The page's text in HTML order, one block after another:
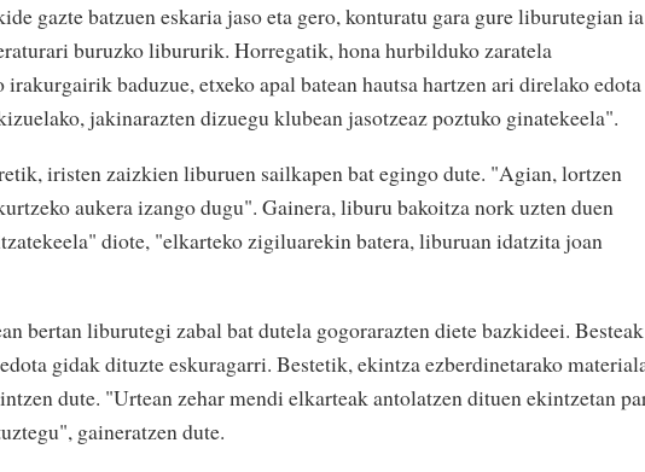
gazte batzuen eskaria jaso eta gero, konturatu gara gure liburutegian ia
buruzko libururik. Horregatik, hona hurbilduko zaratela
baduzue, etxeko apal batean hautsa hartzen ari direlako edota
jakinarazten dizuegu klubean jasotzeaz poztuko ginatekeela".
iristen zaizkien liburuen sailkapen bat egingo dute. "Agian, lortzen
aukera izango dugu". Gainera, liburu bakoitza nork uzten duen
diote, "elkarteko zigiluarekin batera, liburuan idatzita joan
bertan liburutegi zabal bat dutela gogorarazten diete bazkideei. Besteak
gidak dituzte eskuragarri. Bestetik, ekintza ezberdinetarako
dute. "Urtean zehar mendi elkarteak antolatzen dituen ekintzetan
gaineratzen dute.